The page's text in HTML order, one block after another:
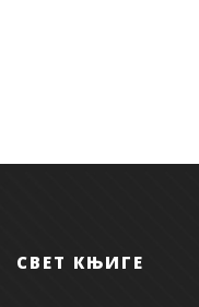
СВЕТ КЊИГЕ